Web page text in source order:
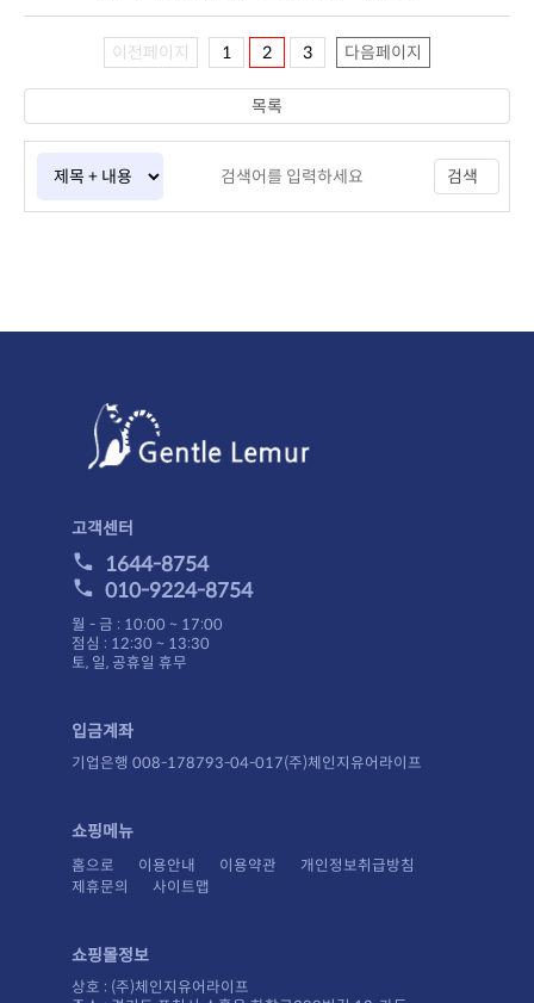
이전페이지 1 2 3 다음페이지
검색
목록
고객센터
1644-8754
010-9224-8754
월 - 금 : 10:00 ~ 17:00
점심 : 12:30 ~ 13:30
토, 일, 공휴일 휴무
입금계좌
기업은행 008-178793-04-017(주)체인지유어라이프
쇼핑메뉴
홈으로 이용안내 이용약관
개인정보취급방침
제휴문의
사이트맵
쇼핑몰정보
상호 : (주)체인지유어라이프